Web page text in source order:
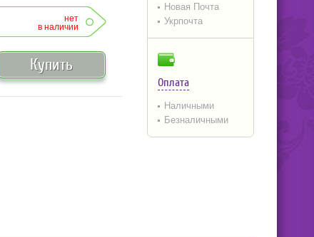
Новая Почта
Укрпочта
Оплата
Наличными
Безналичными
нет
в наличии
Купить